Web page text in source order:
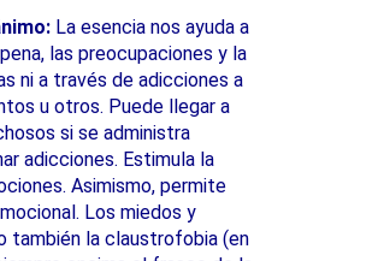
La esencia nos ayuda a
las preocupaciones y la
ni a través de adicciones a
u otros. Puede llegar a
si se administra
adicciones. Estimula la
Asimismo, permite
Los miedos y
también la claustrofobia (en